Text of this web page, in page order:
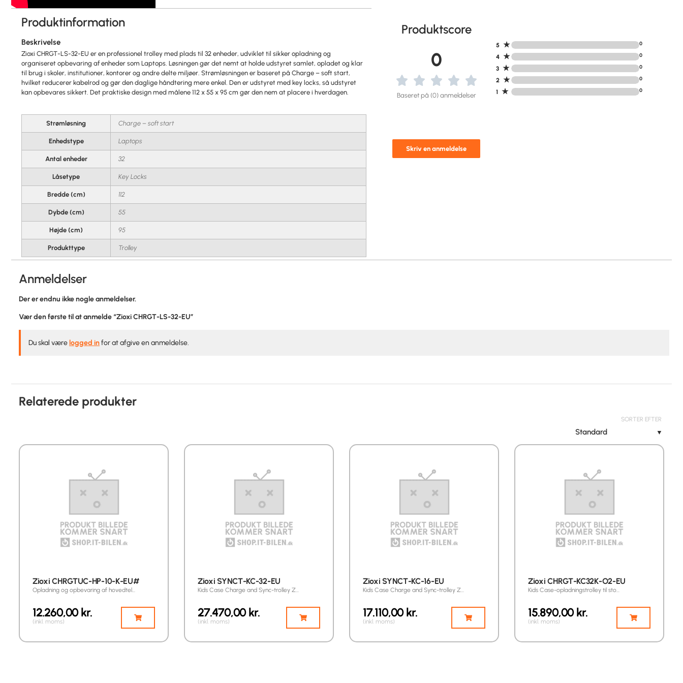
Produktinformation
Beskrivelse
Zioxi CHRGT-LS-32-EU er en professionel trolley med plads til 32 enheder, udviklet til sikker opladning og
organiseret opbevaring af enheder som Laptops. Løsningen gør det nemt at holde udstyret samlet, opladet og klar
til brug i skoler, institutioner, kontorer og andre delte miljøer. Strømløsningen er baseret på Charge – soft start,
hvilket reducerer kabelrod og gør den daglige håndtering mere enkel. Den er udstyret med key locks, så udstyret
kan opbevares sikkert. Det praktiske design med målene 112 x 55 x 95 cm gør den nem at placere i hverdagen.
Strømløsning Charge – soft start
Enhedstype Laptops
Antal enheder 32
Låsetype Key Locks
Bredde (cm) 112
Dybde (cm) 55
Højde (cm) 95
Produkttype Trolley
Produktscore
0
Baseret på (0) anmeldelser
Skriv en anmeldelse
5 ★ 0
4 ★ 0
3 ★ 0
2 ★ 0
1 ★ 0
Anmeldelser
Der er endnu ikke nogle anmeldelser.
Vær den første til at anmelde “Zioxi CHRGT-LS-32-EU”
Du skal være logged infor at afgive en anmeldelse.
Relaterede produkter
SORTER EFTER
Standard ▼
Zioxi CHRGTUC-HP-10-K-EU#
Opladning og opbevaring af hovedtel…
12.260,00kr.
(inkl. moms)
Zioxi SYNCT-KC-32-EU
Kids Case Charge and Sync-trolley Z…
27.470,00kr.
(inkl. moms)
Zioxi SYNCT-KC-16-EU
Kids Case Charge and Sync-trolley Z…
17.110,00kr.
(inkl. moms)
Zioxi CHRGT-KC32K-O2-EU
Kids Case-opladningstrolley til sto…
15.890,00kr.
(inkl. moms)